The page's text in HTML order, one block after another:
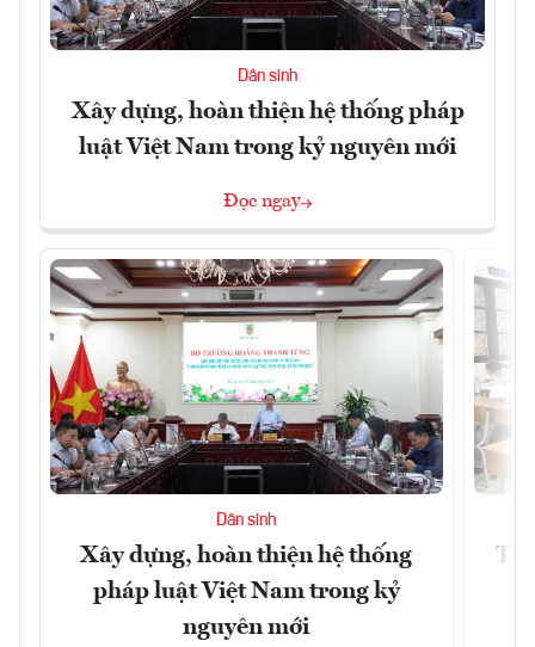
Dân sinh
Xây dựng, hoàn thiện hệ thống pháp
luật Việt Nam trong kỷ nguyên mới
Đọc ngay
Dân sinh
Xây dựng, hoàn thiện hệ thống
pháp luật Việt Nam trong kỷ
nguyên mới